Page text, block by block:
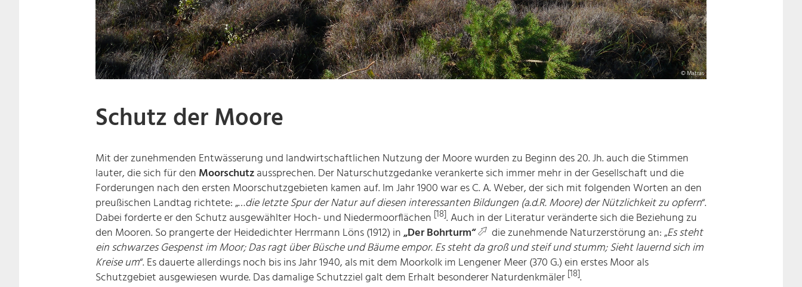
© Matras
Schutz der Moore
Mit der zunehmenden Entwässerung und landwirtschaftlichen Nutzung der Moore wurden zu Beginn des 20. Jh. auch die Stimmen
lauter, die sich für den Moorschutzaussprechen. Der Naturschutzgedanke verankerte sich immer mehr in der Gesellschaft und die
Forderungen nach den ersten Moorschutzgebieten kamen auf. Im Jahr 1900 war es C. A. Weber, der sich mit folgenden Worten an den
preußischen Landtag richtete: „…die letzte Spur der Natur auf diesen interessanten Bildungen (a.d.R. Moore) der Nützlichkeit zu opfern“.
Dabei forderte er den Schutz ausgewählter Hoch- und Niedermoorflächen [18]. Auch in der Literatur veränderte sich die Beziehung zu
den Mooren. So prangerte der Heidedichter Herrmann Löns (1912) in„Der Bohrturm“ die zunehmende Naturzerstörung an: „Es steht
ein schwarzes Gespenst im Moor; Das ragt über Büsche und Bäume empor. Es steht da groß und steif und stumm; Sieht lauernd sich im
Kreise um“. Es dauerte allerdings noch bis ins Jahr 1940, als mit dem Moorkolk im Lengener Meer (370 G.) ein erstes Moor als
Schutzgebiet ausgewiesen wurde. Das damalige Schutzziel galt dem Erhalt besonderer Naturdenkmäler [18].